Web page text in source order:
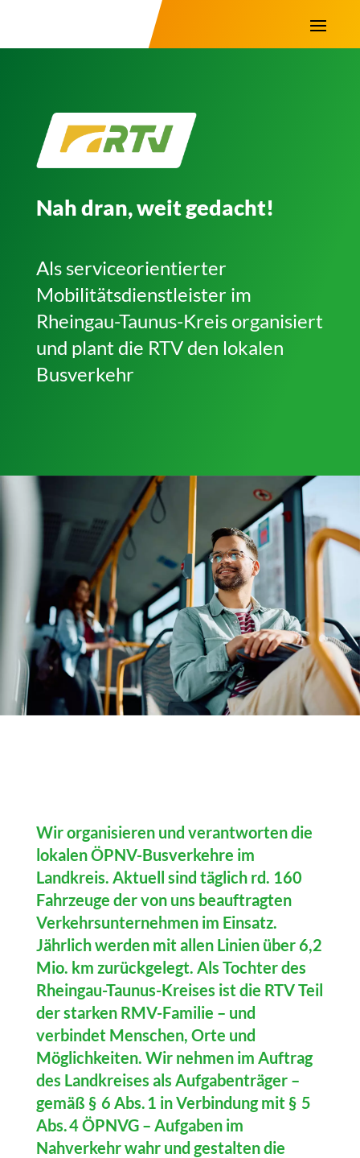
Nah dran, weit gedacht!
Als serviceorientierter
Mobilitätsdienstleister im
Rheingau-Taunus-Kreis organisiert
und plant die RTV den lokalen
Busverkehr
Wir organisieren und verantworten die
lokalen ÖPNV-Busverkehre im
Landkreis. Aktuell sind täglich rd. 160
Fahrzeuge der von uns beauftragten
Verkehrsunternehmen im Einsatz.
Jährlich werden mit allen Linien über 6,2
Mio. km zurückgelegt. Als Tochter des
Rheingau-Taunus-Kreises ist die RTV Teil
der starken RMV-Familie – und
verbindet Menschen, Orte und
Möglichkeiten. Wir nehmen im Auftrag
des Landkreises als Aufgabenträger –
gemäß § 6 Abs. 1 in Verbindung mit § 5
Abs. 4 ÖPNVG – Aufgaben im
Nahverkehr wahr und gestalten die